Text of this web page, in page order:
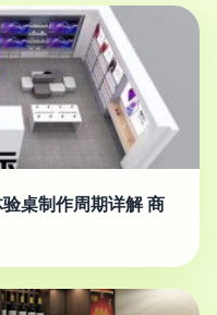
桌制作周期详解 商